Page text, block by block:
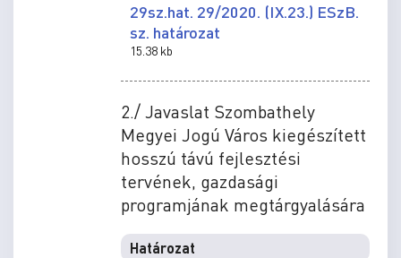
29sz.hat. 29/2020. (IX.23.) ESzB.
sz. határozat
15.38 kb
2./ Javaslat Szombathely
Megyei Jogú Város kiegészített
hosszú távú fejlesztési
tervének, gazdasági
programjának megtárgyalására
Határozat